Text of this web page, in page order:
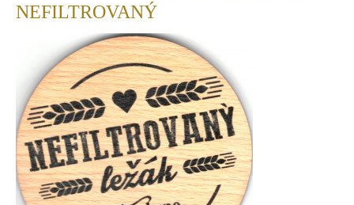
NEFILTROVANÝ